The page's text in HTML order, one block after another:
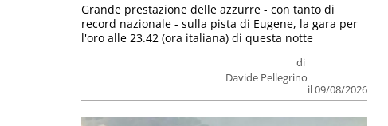
di
Davide Pellegrino
il 09/08/2026
Grande prestazione delle azzurre - con tanto di
record nazionale - sulla pista di Eugene, la gara per
l'oro alle 23.42 (ora italiana) di questa notte